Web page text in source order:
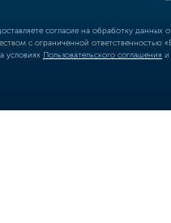
согласие на обработку
с ограниченной
условиях Пользовательского соглашения и